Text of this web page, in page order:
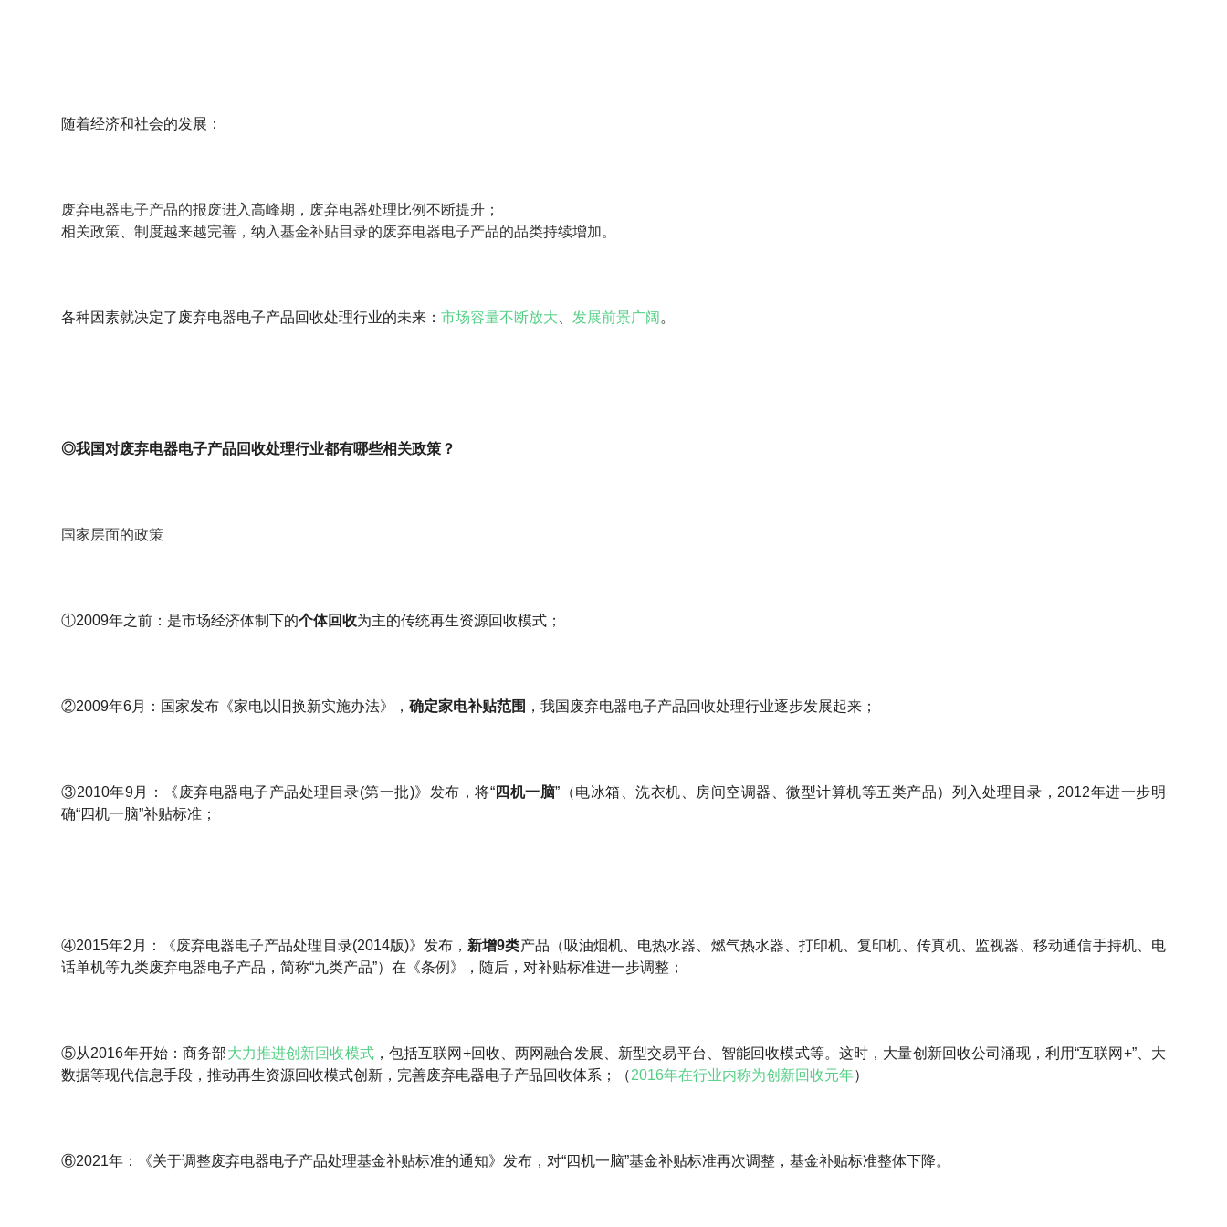
随着经济和社会的发展：
废弃电器电子产品的报废进入高峰期，废弃电器处理比例不断提升；
相关政策、制度越来越完善，纳入基金补贴目录的废弃电器电子产品的品类持续增加。
各种因素就决定了废弃电器电子产品回收处理行业的未来：市场容量不断放大 发展前景广阔 。
◎我国对废弃电器电子产品回收处理行业都有哪些相关政策？
国家层面的政策
①2009年之前：是市场经济体制下的个体回收为主的传统再生资源回收模式；
②2009年6月：国家发布《家电以旧换新实施办法》，确定家电补贴范围 ，我国废弃电器电子产品回收处理行业逐步发展起来；
③2010年9月：《废弃电器电子产品处理目录(第一批)》发布，将“四机一脑”（电冰箱、洗衣机、房间空调器、微型计算机等五类产品）列入处理目录，2012年进一步明
确“四机一脑”补贴标准；
④2015年2月：《废弃电器电子产品处理目录(2014版)》发布， 新增9类产品（吸油烟机、电热水器、燃气热水器、打印机、复印机、传真机、监视器、移动通信手持机、电
话单机等九类废弃电器电子产品，简称“九类产品”）在《条例》，随后，对补贴标准进一步调整；
⑤从2016年开始：商务部大力推进创新回收模式，包括互联网+回收、两网融合发展、新型交易平台、智能回收模式等。这时，大量创新回收公司涌现，利用“互联网+”、大
数据等现代信息手段，推动再生资源回收模式创新，完善废弃电器电子产品回收体系；（2016年在行业内称为创新回收元年）
⑥2021年：《关于调整废弃电器电子产品处理基金补贴标准的通知》发布，对“四机一脑”基金补贴标准再次调整，基金补贴标准整体下降。